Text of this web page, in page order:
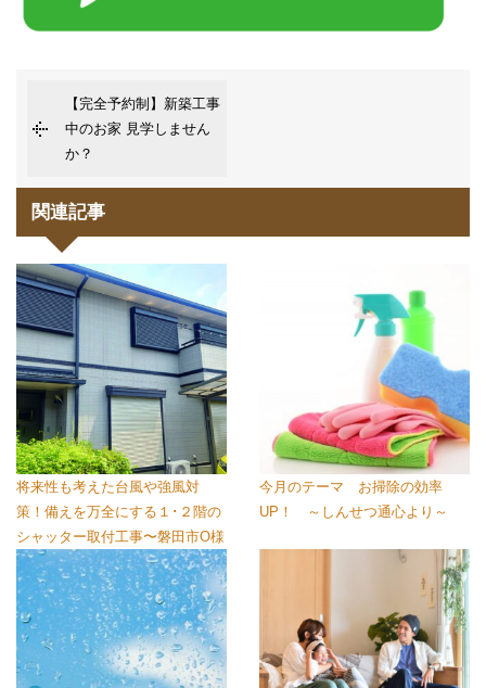
【完全予約制】新築工事
中のお家 見学しません
か？
関連記事
将来性も考えた台風や強風対
策！備えを万全にする１･２階の
シャッター取付工事〜磐田市O様
今月のテーマ お掃除の効率
UP！ ～しんせつ通心より～